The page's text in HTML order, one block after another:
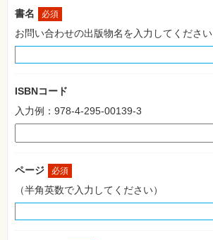
ミ
ン
ネ
ー
テ
ク
味・
素
集
書名 必須
お問い合わせの出版物名を入力してください
ISBNコード
入力例：978-4-295-00139-3
ページ 必須
（半角英数で入力してください）